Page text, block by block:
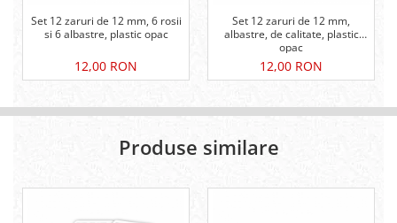
Set 12 zaruri de 12 mm, 6 rosii
si 6 albastre, plastic opac
12,00 RON
Set 12 zaruri de 12 mm,
albastre, de calitate, plastic
opac
12,00 RON
Produse similare